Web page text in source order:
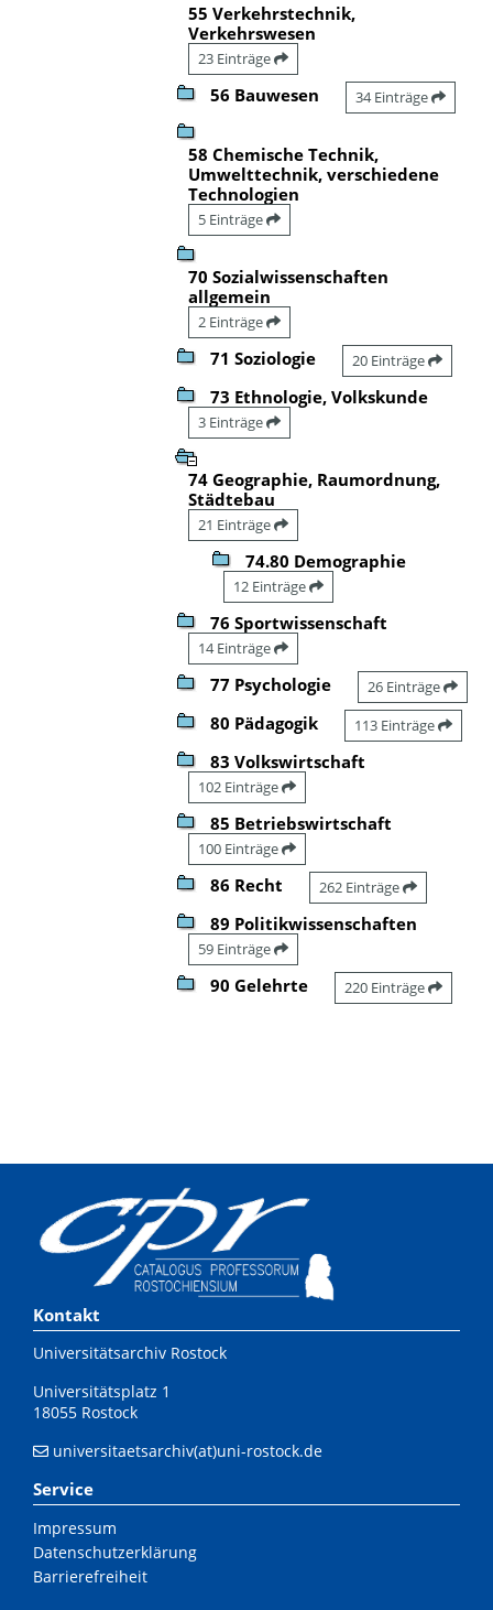
55 Verkehrstechnik,
Verkehrswesen
23 Einträge
56 Bauwesen 34 Einträge
58 Chemische Technik,
Umwelttechnik, verschiedene
Technologien
5 Einträge
70 Sozialwissenschaften
allgemein
2 Einträge
71 Soziologie 20 Einträge
73 Ethnologie, Volkskunde
3 Einträge
74 Geographie, Raumordnung,
Städtebau
21 Einträge
74.80 Demographie
12 Einträge
76 Sportwissenschaft
14 Einträge
77 Psychologie 26 Einträge
80 Pädagogik 113 Einträge
83 Volkswirtschaft
102 Einträge
85 Betriebswirtschaft
100 Einträge
86 Recht 262 Einträge
89 Politikwissenschaften
59 Einträge
90 Gelehrte 220 Einträge
Kontakt
Universitätsarchiv Rostock
Universitätsplatz 1
18055 Rostock
universitaetsarchiv(at)uni-rostock.de
Service
Impressum
Datenschutzerklärung
Barrierefreiheit